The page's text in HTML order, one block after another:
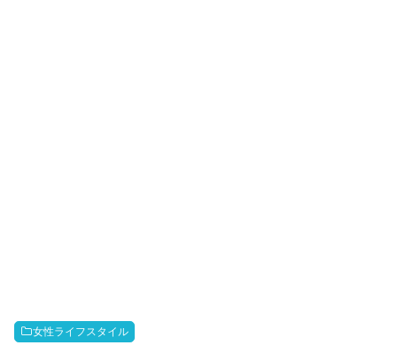
女性ライフスタイル